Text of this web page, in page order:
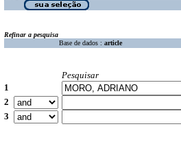
Refinar a pesquisa
Base de dados : article
Pesquisar
1
2
3